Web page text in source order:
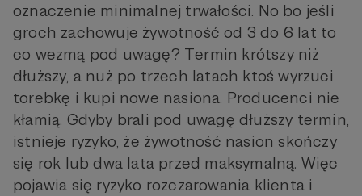
oznaczenie minimalnej trwałości. No bo jeśli
groch zachowuje żywotność od 3 do 6 lat to
co wezmą pod uwagę? Termin krótszy niż
dłuższy, a nuż po trzech latach ktoś wyrzuci
torebkę i kupi nowe nasiona. Producenci nie
kłamią. Gdyby brali pod uwagę dłuższy termin,
istnieje ryzyko, że żywotność nasion skończy
się rok lub dwa lata przed maksymalną. Więc
pojawia się ryzyko rozczarowania klienta i